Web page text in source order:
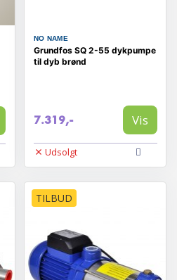
NO NAME
Grundfos SQ 2-55 dykpumpe
til dyb brønd
7.319,- Vis
Udsolgt
TILBUD